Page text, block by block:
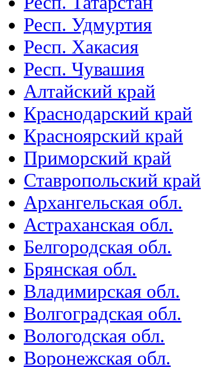
Респ. Удмуртия
Респ. Хакасия
Респ. Чувашия
Алтайский край
Краснодарский край
Красноярский край
Приморский край
Ставропольский край
Архангельская обл.
Астраханская обл.
Белгородская обл.
Брянская обл.
Владимирская обл.
Волгоградская обл.
Вологодская обл.
Воронежская обл.